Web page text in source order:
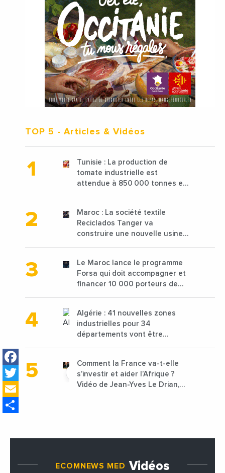
Facebook
Twitter
TOP 5 - Articles & Vidéos
Tunisie : La production de
tomate industrielle est
attendue à 850 000 tonnes en
Maroc : La société textile
Reciclados Tanger va
construire une nouvelle usine
Le Maroc lance le programme
Forsa qui doit accompagner et
financer 10 000 porteurs de
Algérie : 41 nouvelles zones
industrielles pour 34
départements vont être
Comment la France va-t-elle
s’investir et aider l’Afrique ?
Vidéo de Jean-Yves Le Drian,
ECOMNEWS MED Vidéos